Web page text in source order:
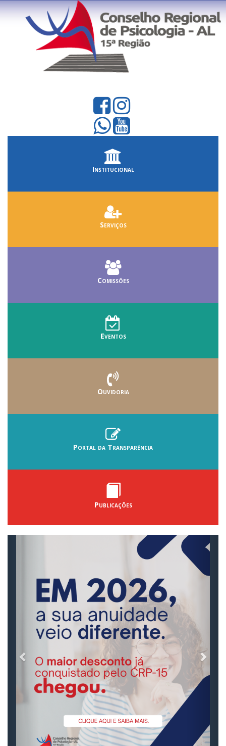
Institucional
Serviços
Comissões
Eventos
Ouvidoria
Portal da Transparência
Publicações